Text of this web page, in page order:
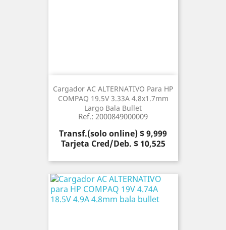
Cargador AC ALTERNATIVO Para HP
COMPAQ 19.5V 3.33A 4.8x1.7mm
Largo Bala Bullet
Ref.: 2000849000009
Precio
Transf.(solo online) $ 9,999
Tarjeta Cred/Deb. $ 10,525